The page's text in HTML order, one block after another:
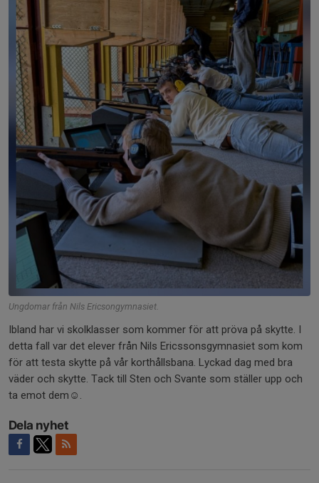
Ungdomar från Nils Ericsongymnasiet.
Ibland har vi skolklasser som kommer för att pröva på skytte. I
detta fall var det elever från Nils Ericssonsgymnasiet som kom
för att testa skytte på vår korthållsbana. Lyckad dag med bra
väder och skytte. Tack till Sten och Svante som ställer upp och
ta emot dem☺️.
Dela nyhet